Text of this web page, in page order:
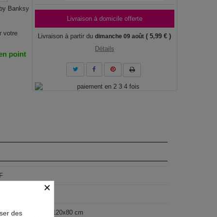
Banksy
votre
point
Livraison à domicile offerte
Livraison à partir du dimanche 09 août ( 5,99 € )
Détails
cm, 60x40 cm, 120x80 cm
×
des